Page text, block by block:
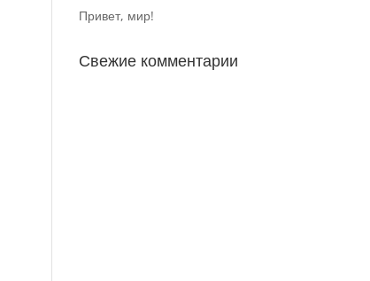
Привет, мир!
Свежие комментарии